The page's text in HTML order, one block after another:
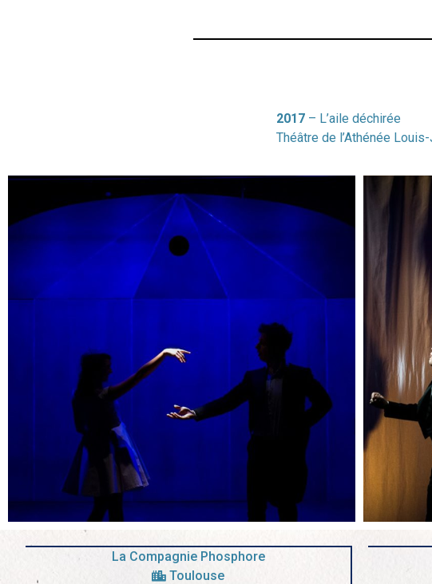
2017 – L’aile déchirée
Théâtre de l’Athénée
La Compagnie Phosphore
Toulouse